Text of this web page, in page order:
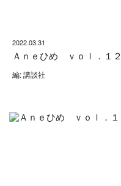
2022.03.31
Ａｎｅひめ ｖｏｌ．１２
編: 講談社